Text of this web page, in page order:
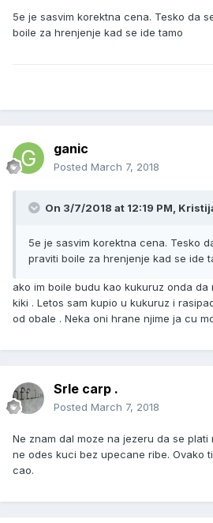
5e je sasvim korektna cena. Tesko da
boile za hrenjenje kad se ide tamo
ganic
Posted March 7, 2018
On 3/7/2018 at 12:19 PM,
5e je sasvim korektna cena. Tesko
praviti boile za hrenjenje kad se ide
ako im boile budu kao kukuruz onda da
kiki . Letos sam kupio u kukuruz i
od obale . Neka oni hrane njime ja cu
Srle carp .
Posted March 7, 2018
Ne znam dal moze na jezeru da se
ne odes kuci bez upecane ribe. Ovako
cao.